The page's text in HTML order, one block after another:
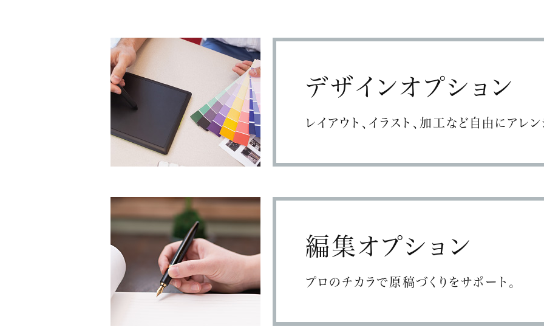
デザインオプション
レイアウト、イラスト、加工など自由にアレン
編集オプション
プロのチカラで原稿づくりをサポート。